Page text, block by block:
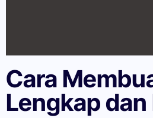
Cara
Lengkap dan